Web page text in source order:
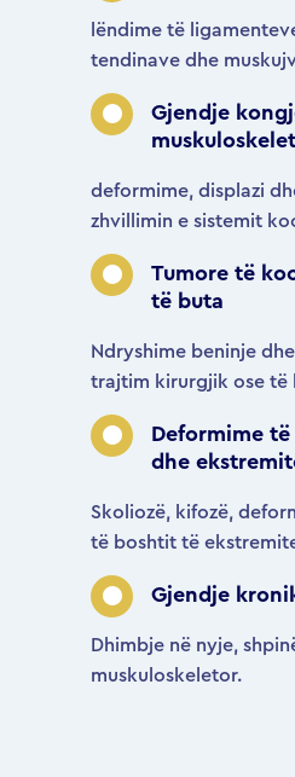
lëndime të
tendinave dhe
Gjendje
deformime, displazi
zhvillimin e sistemit
Tumore të
të buta
Ndryshime beninje
trajtim kirurgjik ose të
Deformime
dhe
Skoliozë, kifozë,
të boshtit të
Gjendje
Dhimbje në nyje,
muskuloskeletor.